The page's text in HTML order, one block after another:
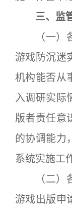
三、监
（一）各
游戏防沉迷
机构能否从
入调研实际
版者责任意
的协调能力
系统实施工
（二）各
游戏出版申